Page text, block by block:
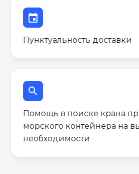
event
Пунктуальность доставки
search
Помощь в поиске крана
морского контейнера на
необходимости